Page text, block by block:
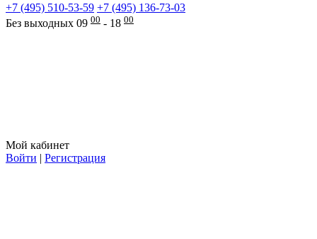
+7 (495) 510-53-59 +7 (495) 136-73-03
Без выходных 09 00 - 18 00
Мой кабинет
Войти | Регистрация